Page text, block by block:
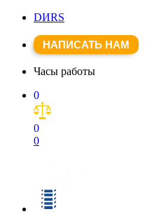
DИRS
НАПИСАТЬ НАМ
Часы работы
0
0
0